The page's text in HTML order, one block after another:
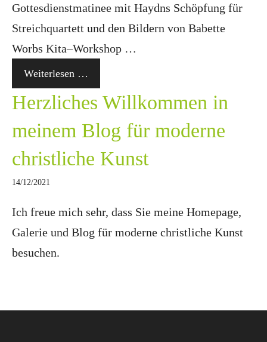
Gottesdienstmatinee mit Haydns Schöpfung für
Streichquartett und den Bildern von Babette
Worbs Kita–Workshop …
Weiterlesen …
Herzliches Willkommen in
meinem Blog für moderne
christliche Kunst
14/12/2021
Ich freue mich sehr, dass Sie meine Homepage,
Galerie und Blog für moderne christliche Kunst
besuchen.